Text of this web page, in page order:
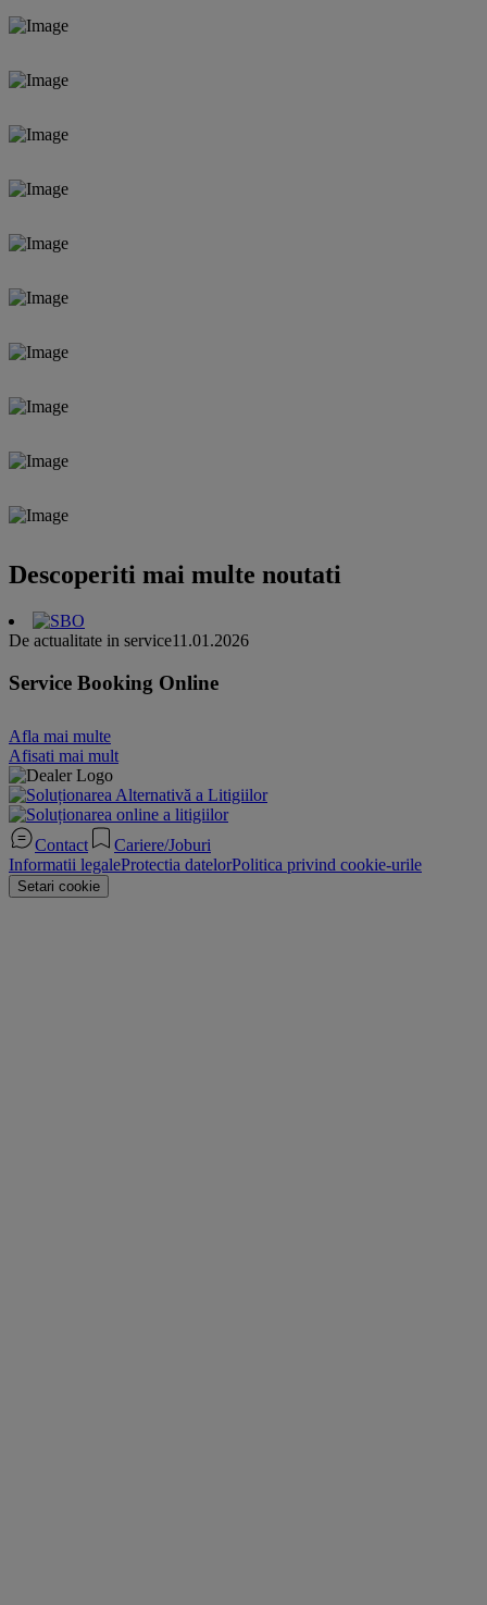
Descoperiti mai multe noutati
De actualitate in service11.01.2026
Service Booking Online
Afla mai multe
Afisati mai mult
Contact
Cariere/Joburi
Informatii legaleProtectia datelorPolitica privind cookie-urile
Setari cookie